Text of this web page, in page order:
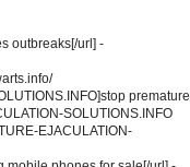
outbreaks[/url] -
premature
SOLUTIONS.INFO
EJACULATION-